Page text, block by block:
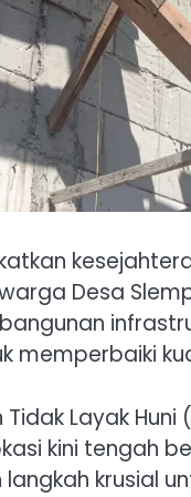
Desa
memperbaiki
Layak
kini tengah
krusial